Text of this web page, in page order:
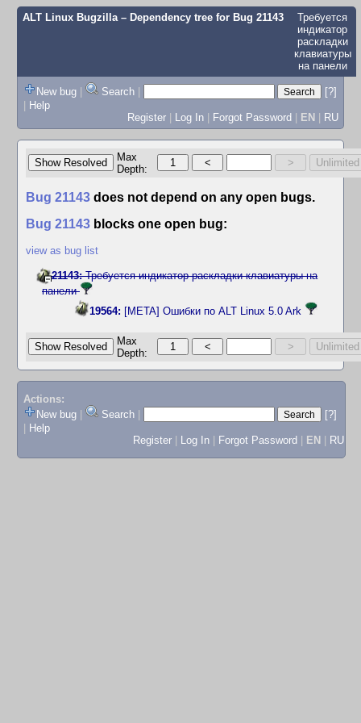
ALT Linux Bugzilla– Dependency tree for Bug 21143
Требуется
индикатор
раскладки
клавиатуры
на панели
New bug | Search |
[?]
| Help
Register | Log In | Forgot Password | EN | RU
Max
Depth:
Bug 21143 does not depend on any open bugs.
Bug 21143 blocks one open bug:
view as bug list
21143: Требуется индикатор раскладки клавиатуры на
панели
19564: [META] Ошибки по ALT Linux 5.0 Ark
Max
Depth:
Actions:
New bug
Search
[?]
Help
Register
Log In Forgot Password EN RU